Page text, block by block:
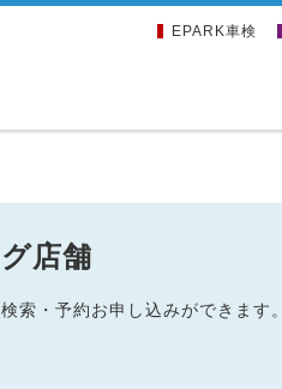
EPARK車検
店舗
索・予約お申し込みができます